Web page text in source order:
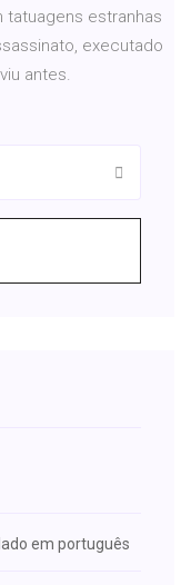
estranhas
executado
antes.
em português